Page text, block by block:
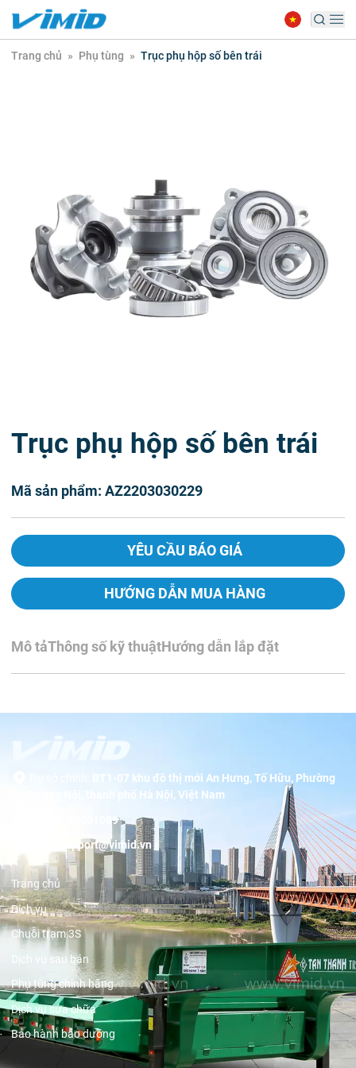
Trang chủ » Phụ tùng » Trục phụ hộp số bên trái
Trục phụ hộp số bên trái
Mã sản phẩm: AZ2203030229
YÊU CẦU BÁO GIÁ
HƯỚNG DẪN MUA HÀNG
Mô tảThông số kỹ thuậtHướng dẫn lắp đặt
BT1-07 khu đô thị mới An Hưng, Tố Hữu, Phường
Dương Nội, thành phố Hà Nội, Việt Nam
19001089
support@vimid.vn
Trang chủ
Dịch vụ
Chuỗi trạm 3S
Dịch vụ sau bán
Phụ tùng chính hãng
Dịch vụ sửa chữa
Bảo hành bảo dưỡng